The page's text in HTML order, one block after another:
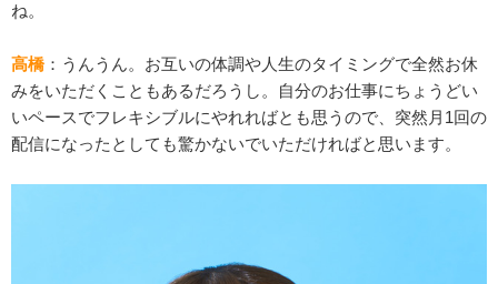
ね。
高橋 ：うんうん。お互いの体調や人生のタイミングで全然お休
みをいただくこともあるだろうし。自分のお仕事にちょうどい
いペースでフレキシブルにやれればとも思うので、突然月1回の
配信になったとしても驚かないでいただければと思います。